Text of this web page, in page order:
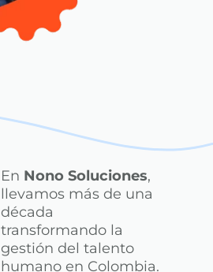
En Nono Soluciones,
llevamos más de una
década
transformando la
gestión del talento
humano en Colombia.